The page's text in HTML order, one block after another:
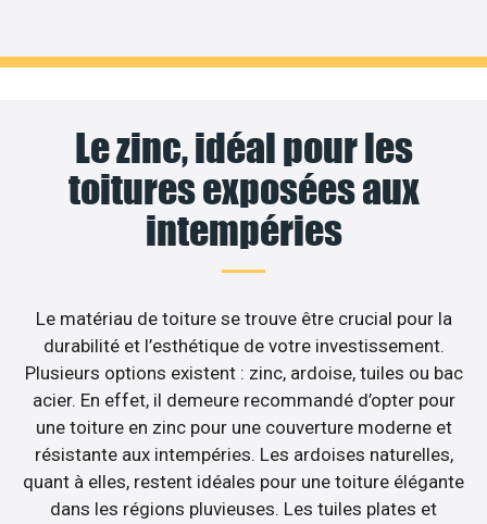
Le zinc, idéal pour les
toitures exposées aux
intempéries
Le matériau de toiture se trouve être crucial pour la
durabilité et l’esthétique de votre investissement.
Plusieurs options existent : zinc, ardoise, tuiles ou bac
acier. En effet, il demeure recommandé d’opter pour
une toiture en zinc pour une couverture moderne et
résistante aux intempéries. Les ardoises naturelles,
quant à elles, restent idéales pour une toiture élégante
dans les régions pluvieuses. Les tuiles plates et